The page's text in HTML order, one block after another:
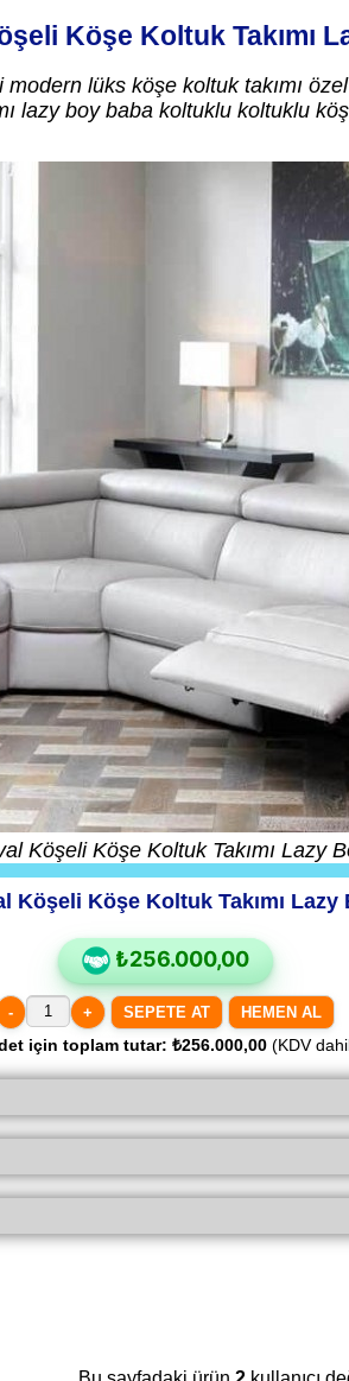
Köşe Koltuk Takımı
lüks köşe koltuk takımı
lazy boy baba koltuklu koltuklu
Köşeli Köşe Koltuk Takımı Lazy
Köşeli Köşe Koltuk Takımı
₺256.000,00
- + HEMEN AL
için toplam tutar: ₺256.000,00(KDV